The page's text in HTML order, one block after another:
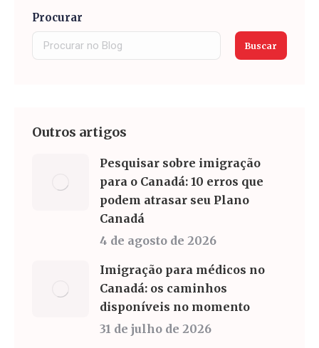
Procurar
Buscar
Outros artigos
Pesquisar sobre imigração
para o Canadá: 10 erros que
podem atrasar seu Plano
Canadá
4 de agosto de 2026
Imigração para médicos no
Canadá: os caminhos
disponíveis no momento
31 de julho de 2026